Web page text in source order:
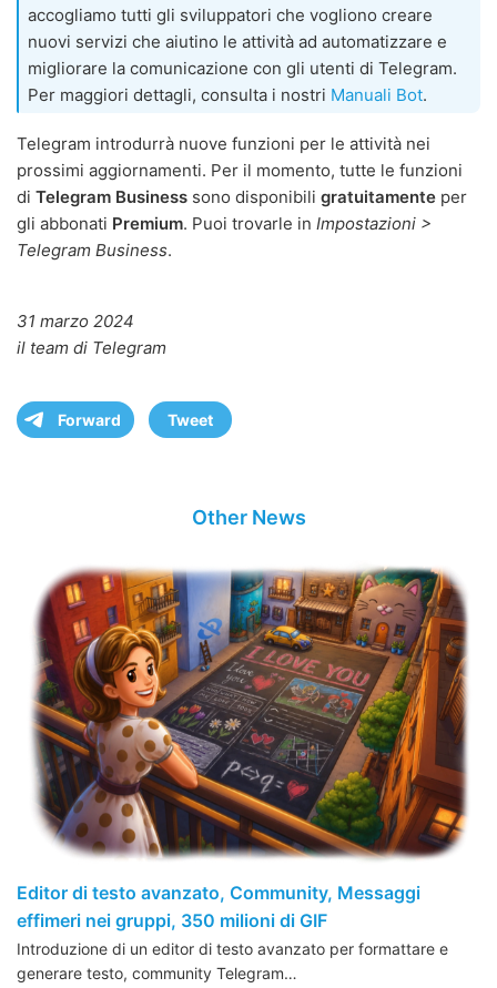
accogliamo tutti gli sviluppatori che vogliono creare
nuovi servizi che aiutino le attività ad automatizzare e
migliorare la comunicazione con gli utenti di Telegram.
Per maggiori dettagli, consulta i nostri Manuali Bot.
Telegram introdurrà nuove funzioni per le attività nei
prossimi aggiornamenti. Per il momento, tutte le funzioni
di Telegram Business sono disponibili gratuitamente per
gli abbonati Premium. Puoi trovarle in Impostazioni >
Telegram Business.
31 marzo 2024
il team di Telegram
Forward Tweet
Other News
Editor di testo avanzato, Community, Messaggi
effimeri nei gruppi, 350 milioni di GIF
Introduzione di un editor di testo avanzato per formattare e
generare testo, community Telegram…